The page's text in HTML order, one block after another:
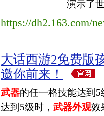
演示了
https://dh2.163.com/
大话西游2免费版
邀你前来！
武器的任一格技能达到
达到5级时， 武器外观效